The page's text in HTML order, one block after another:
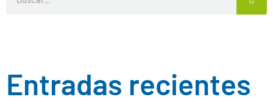
Entradas recientes